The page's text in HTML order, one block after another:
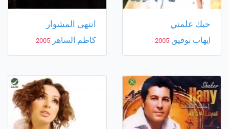
حبك علمني
ايهاب توفيق 2005
انتهى المشوار
كاظم الساهر 2005